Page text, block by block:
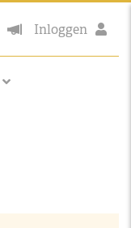
Inloggen